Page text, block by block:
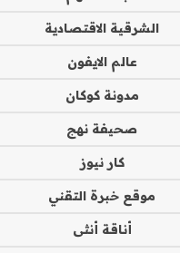
الشرقية الاقتصادية
عالم الايفون
مدونة كوكان
صحيفة نهج
كار نيوز
موقع خبرة التقني
أناقة أنثى